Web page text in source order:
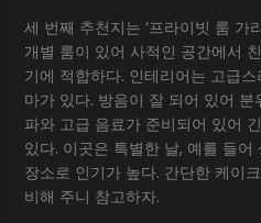
세 번째 추천지는 ‘프라이빗 룸 가
개별 룸이 있어 사적인 공간에서
기에 적합하다. 인테리어는 고급
마가 있다. 방음이 잘 되어 있어
파와 고급 음료가 준비되어 있어
있다. 이곳은 특별한 날, 예를 들
장소로 인기가 높다. 간단한 케이
비해 주니 참고하자.